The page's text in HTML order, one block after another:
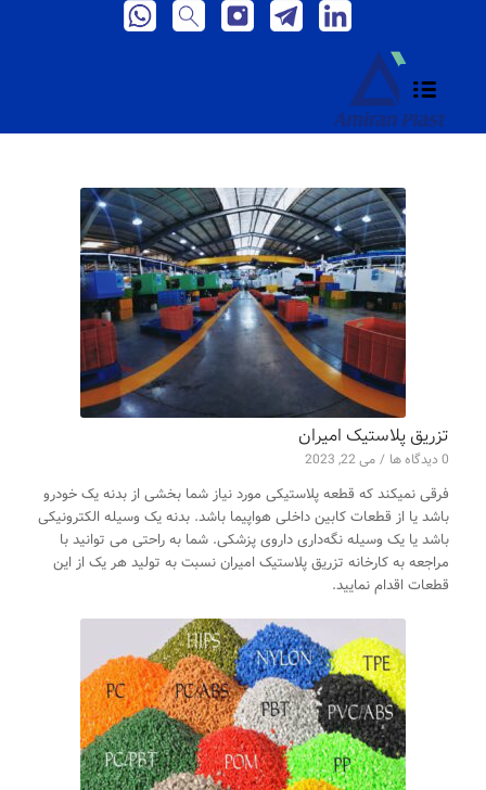
تزریق پلاستیک امیران
0 دیدگاه ها / می 22, 2023
فرقی نمیکند که قطعه پلاستیکی مورد نیاز شما بخشی از بدنه یک خودرو
باشد یا از قطعات کابین داخلی هواپیما باشد. بدنه یک وسیله الکترونیکی
باشد یا یک وسیله نگه‌داری داروی پزشکی. شما به راحتی می توانید با
مراجعه به کارخانه تزریق پلاستیک امیران نسبت به تولید هر یک از این
قطعات اقدام نمایید.